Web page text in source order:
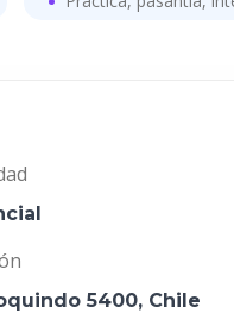
5400, Chile